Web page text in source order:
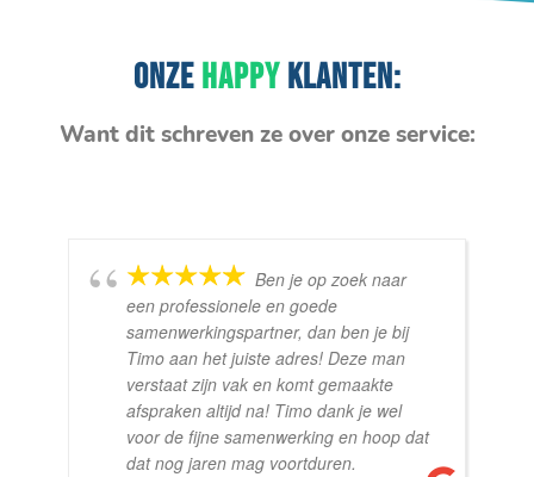
ONZEHAPPYKLANTEN:
Want dit schreven ze over onze service:
Ben je op zoek naar
een professionele en goede
samenwerkingspartner, dan ben je bij
Timo aan het juiste adres! Deze man
verstaat zijn vak en komt gemaakte
afspraken altijd na! Timo dank je wel
voor de fijne samenwerking en hoop dat
dat nog jaren mag voortduren.